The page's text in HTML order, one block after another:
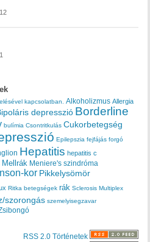
kapcsolatban. Alkoholizmus Allergia
depresszió Borderline
bulímia Csontritkulás Cukorbetegség
Epilepszia fejfájás forgó
Hepatitis hepatitis c
Mellrák Meniere's szindróma
kor Pikkelysömör
Ritka betegségek rák Sclerosis Multiplex
szorongás szemelyisegzavar
RSS 2.0 Történetek